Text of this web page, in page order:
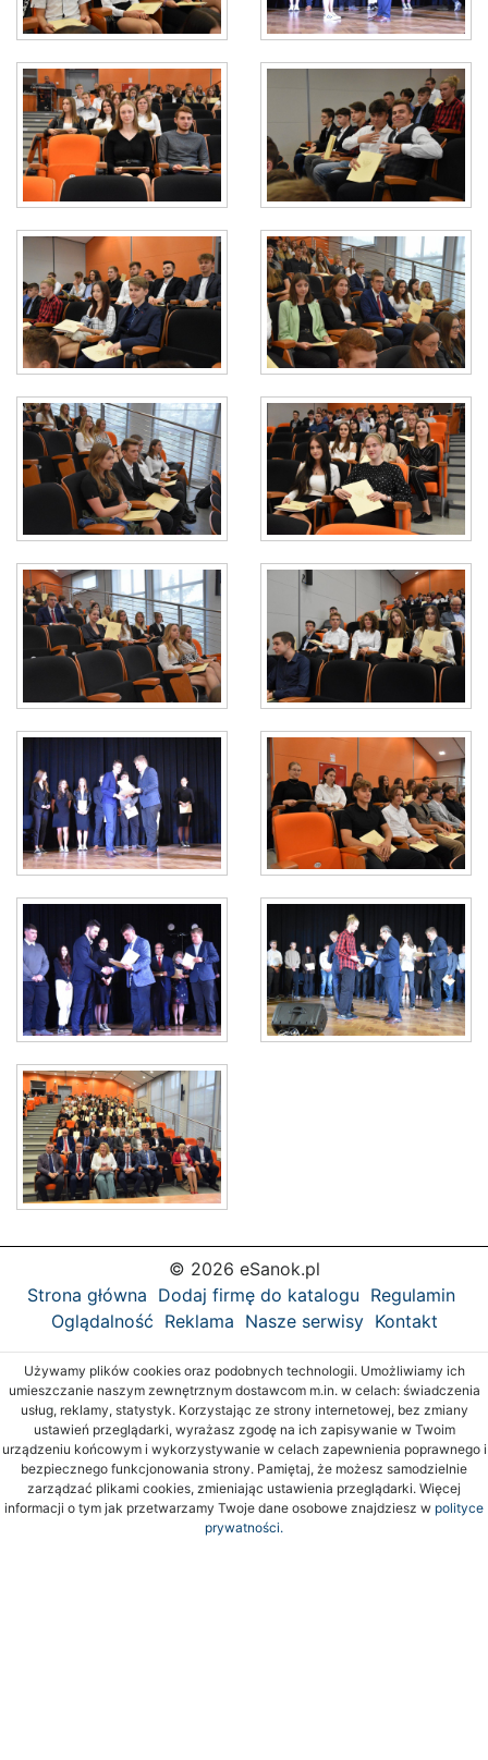
© 2026 eSanok.pl
Strona główna Dodaj firmę do katalogu Regulamin
Oglądalność Reklama Nasze serwisy Kontakt
Używamy plików cookies oraz podobnych technologii. Umożliwiamy ich
umieszczanie naszym zewnętrznym dostawcom m.in. w celach: świadczenia
usług, reklamy, statystyk. Korzystając ze strony internetowej, bez zmiany
ustawień przeglądarki, wyrażasz zgodę na ich zapisywanie w Twoim
urządzeniu końcowym i wykorzystywanie w celach zapewnienia poprawnego i
bezpiecznego funkcjonowania strony. Pamiętaj, że możesz samodzielnie
zarządzać plikami cookies, zmieniając ustawienia przeglądarki. Więcej
informacji o tym jak przetwarzamy Twoje dane osobowe znajdziesz w polityce
prywatności.